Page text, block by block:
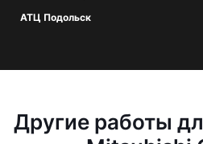
АТЦ Подольск
Другие работы